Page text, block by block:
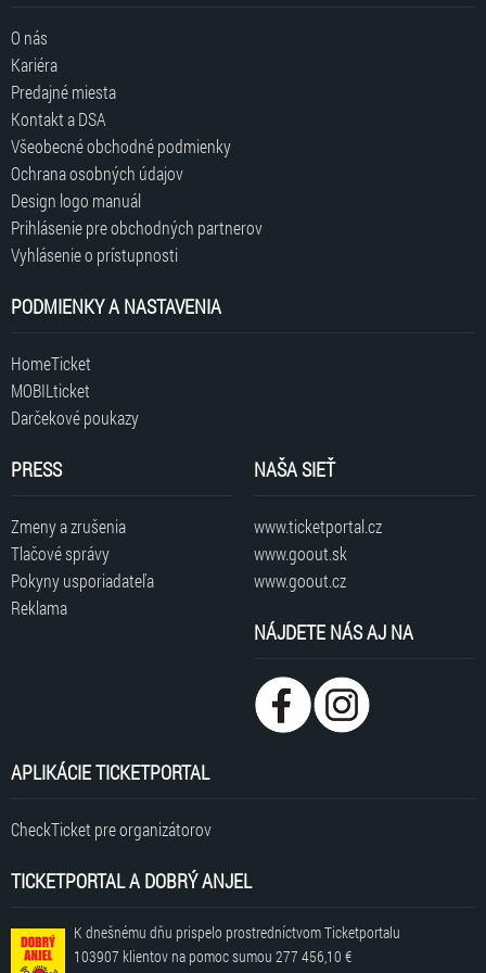
O nás
Kariéra
Predajné miesta
Kontakt a DSA
Všeobecné obchodné podmienky
Ochrana osobných údajov
Design logo manuál
Prihlásenie pre obchodných partnerov
Vyhlásenie o prístupnosti
PODMIENKY A NASTAVENIA
HomeTicket
MOBILticket
Darčekové poukazy
PRESS
Zmeny a zrušenia
Tlačové správy
Pokyny usporiadateľa
Reklama
NAŠA SIEŤ
www.ticketportal.cz
www.goout.sk
www.goout.cz
NÁJDETE NÁS AJ NA
APLIKÁCIE TICKETPORTAL
CheckTicket pre organizátorov
TICKETPORTAL A DOBRÝ ANJEL
K dnešnému dňu prispelo prostredníctvom Ticketportalu
103907 klientov na pomoc sumou 277 456,10 €